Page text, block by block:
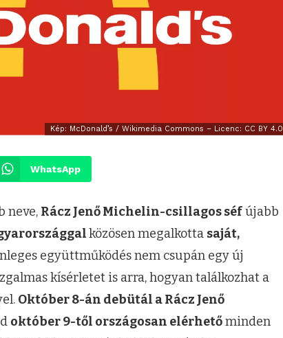
Kép: McDonald’s / Wikimedia Commons – Licenc: CC BY 4.0
WhatsApp
neve, Rácz Jenő Michelin-csillagos séfújabb
közösen megalkotta saját,
együttműködés nem csupán egy új
kísérletet is arra, hogyan találkozhat a
Október 8-án debütál a Rácz Jenő
október 9-től országosan elérhetőminden